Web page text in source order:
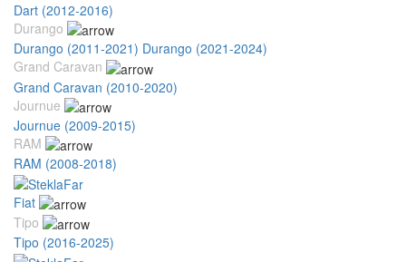
Dart (2012-2016)
Durango
Durango (2011-2021) Durango (2021-2024)
Grand Caravan
Grand Caravan (2010-2020)
Journue
Journue (2009-2015)
RAM
RAM (2008-2018)
Fiat
Tipo
Tipo (2016-2025)